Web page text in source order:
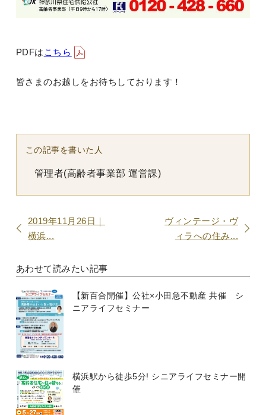
PDFは こちら
皆さまのお越しをお待ちしております！
この記事を書いた人
管理者(高齢者事業部 運営課)
2019年11月26日｜
横浜...
ヴィンテージ・ヴ
ィラへの住み...
あわせて読みたい記事
【新百合開催】公社×小田急不動産 共催 シ
ニアライフセミナー
横浜駅から徒歩5分! シニアライフセミナー開
催